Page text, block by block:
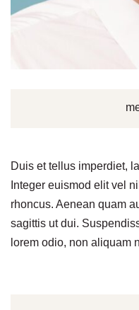
Duis et tellus imperdiet,
Integer euismod elit vel
rhoncus. Aenean quam
sagittis ut dui.
lorem odio, non aliquam